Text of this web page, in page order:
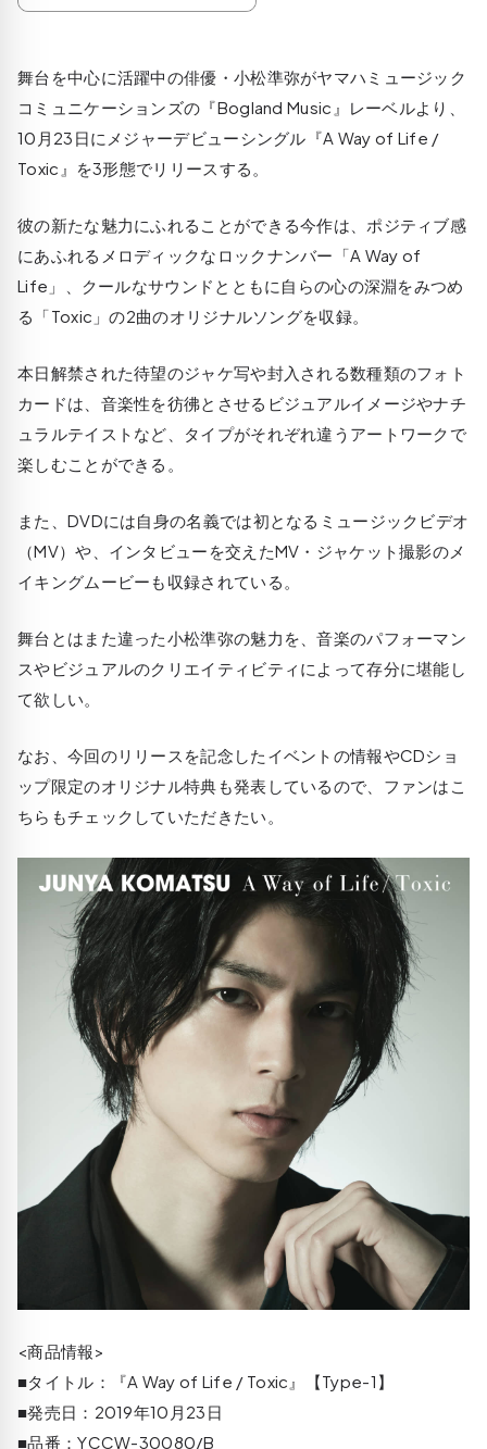
舞台を中心に活躍中の俳優・小松準弥がヤマハミュージック
コミュニケーションズの『Bogland Music』レーベルより、
10月23日にメジャーデビューシングル『A Way of Life /
Toxic』を3形態でリリースする。
彼の新たな魅力にふれることができる今作は、ポジティブ感
にあふれるメロディックなロックナンバー「A Way of
Life」、クールなサウンドとともに自らの心の深淵をみつめ
る「Toxic」の2曲のオリジナルソングを収録。
本日解禁された待望のジャケ写や封入される数種類のフォト
カードは、音楽性を彷彿とさせるビジュアルイメージやナチ
ュラルテイストなど、タイプがそれぞれ違うアートワークで
楽しむことができる。
また、DVDには自身の名義では初となるミュージックビデオ
（MV）や、インタビューを交えたMV・ジャケット撮影のメ
イキングムービーも収録されている。
舞台とはまた違った小松準弥の魅力を、音楽のパフォーマン
スやビジュアルのクリエイティビティによって存分に堪能し
て欲しい。
なお、今回のリリースを記念したイベントの情報やCDショ
ップ限定のオリジナル特典も発表しているので、ファンはこ
ちらもチェックしていただきたい。
<商品情報>
■タイトル：『A Way of Life / Toxic』【Type-1】
■発売日：2019年10月23日
■品番：YCCW-30080/B